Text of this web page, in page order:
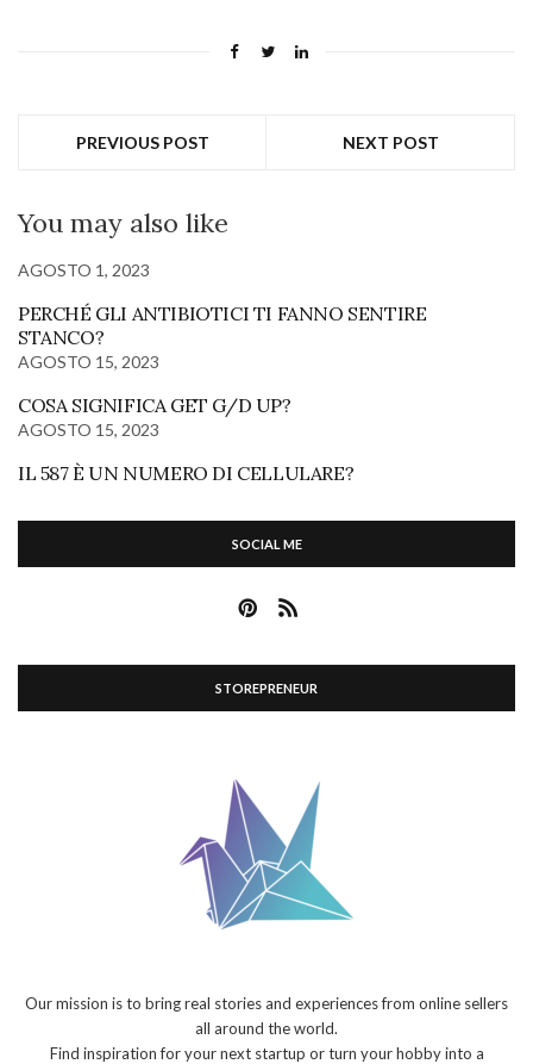
PREVIOUS POST NEXT POST
You may also like
AGOSTO 1, 2023
PERCHÉ GLI ANTIBIOTICI TI FANNO SENTIRE
STANCO?
AGOSTO 15, 2023
COSA SIGNIFICA GET G/D UP?
AGOSTO 15, 2023
IL 587 È UN NUMERO DI CELLULARE?
SOCIAL ME
STOREPRENEUR
Our mission is to bring real stories and experiences from online sellers
all around the world.
Find inspiration for your next startup or turn your hobby into a